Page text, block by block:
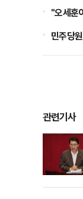
"오세훈
민주당
관련기사